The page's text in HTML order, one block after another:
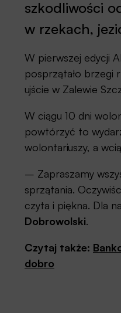
szkodliwości
w rzekach,
W pierwszej edycji
posprzątało brzegi
ujście w Zalewie
W ciągu 10 dni
powtórzyć to
wolontariuszy, a
– Zapraszamy
sprzątania.
czyta i piękna. Dla
Dobrowolski.
Czytaj także:
dobro